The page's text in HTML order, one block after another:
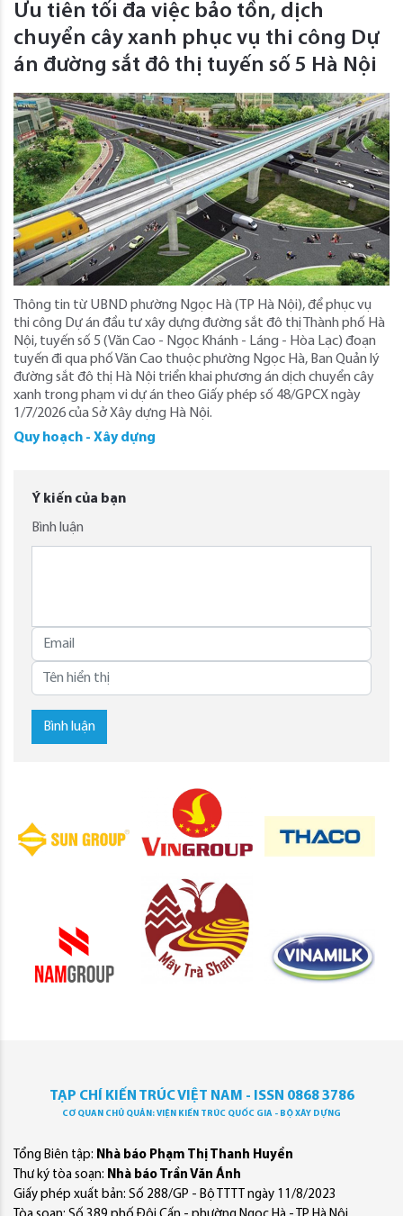
Ưu tiên tối đa việc bảo tồn, dịch
chuyển cây xanh phục vụ thi công Dự
án đường sắt đô thị tuyến số 5 Hà Nội
Thông tin từ UBND phường Ngọc Hà (TP Hà Nội), để phục vụ
thi công Dự án đầu tư xây dựng đường sắt đô thị Thành phố Hà
Nội, tuyến số 5 (Văn Cao - Ngọc Khánh - Láng - Hòa Lạc) đoạn
tuyến đi qua phố Văn Cao thuộc phường Ngọc Hà, Ban Quản lý
đường sắt đô thị Hà Nội triển khai phương án dịch chuyển cây
xanh trong phạm vi dự án theo Giấy phép số 48/GPCX ngày
1/7/2026 của Sở Xây dựng Hà Nội.
Quy hoạch - Xây dựng
Ý kiến của bạn
Bình luận
Bình luận
TẠP CHÍ KIẾN TRÚC VIỆT NAM - ISSN 0868 3786
CƠ QUAN CHỦ QUẢN: VIỆN KIẾN TRÚC QUỐC GIA - BỘ XÂY DỰNG
Tổng Biên tập: Nhà báo Phạm Thị Thanh Huyền
Thư ký tòa soạn: Nhà báo Trần Văn Ánh
Giấy phép xuất bản: Số 288/GP - Bộ TTTT ngày 11/8/2023